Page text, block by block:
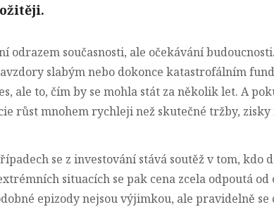
odrazem současnosti, ale očekávání
slabým nebo dokonce katastrofálním
ale to, čím by se mohla stát za několik let. A
růst mnohem rychleji než skutečné tržby, zisky
se z investování stává soutěž v tom, kdo
situacích se pak cena zcela odpoutá
epizody nejsou výjimkou, ale pravidelně se